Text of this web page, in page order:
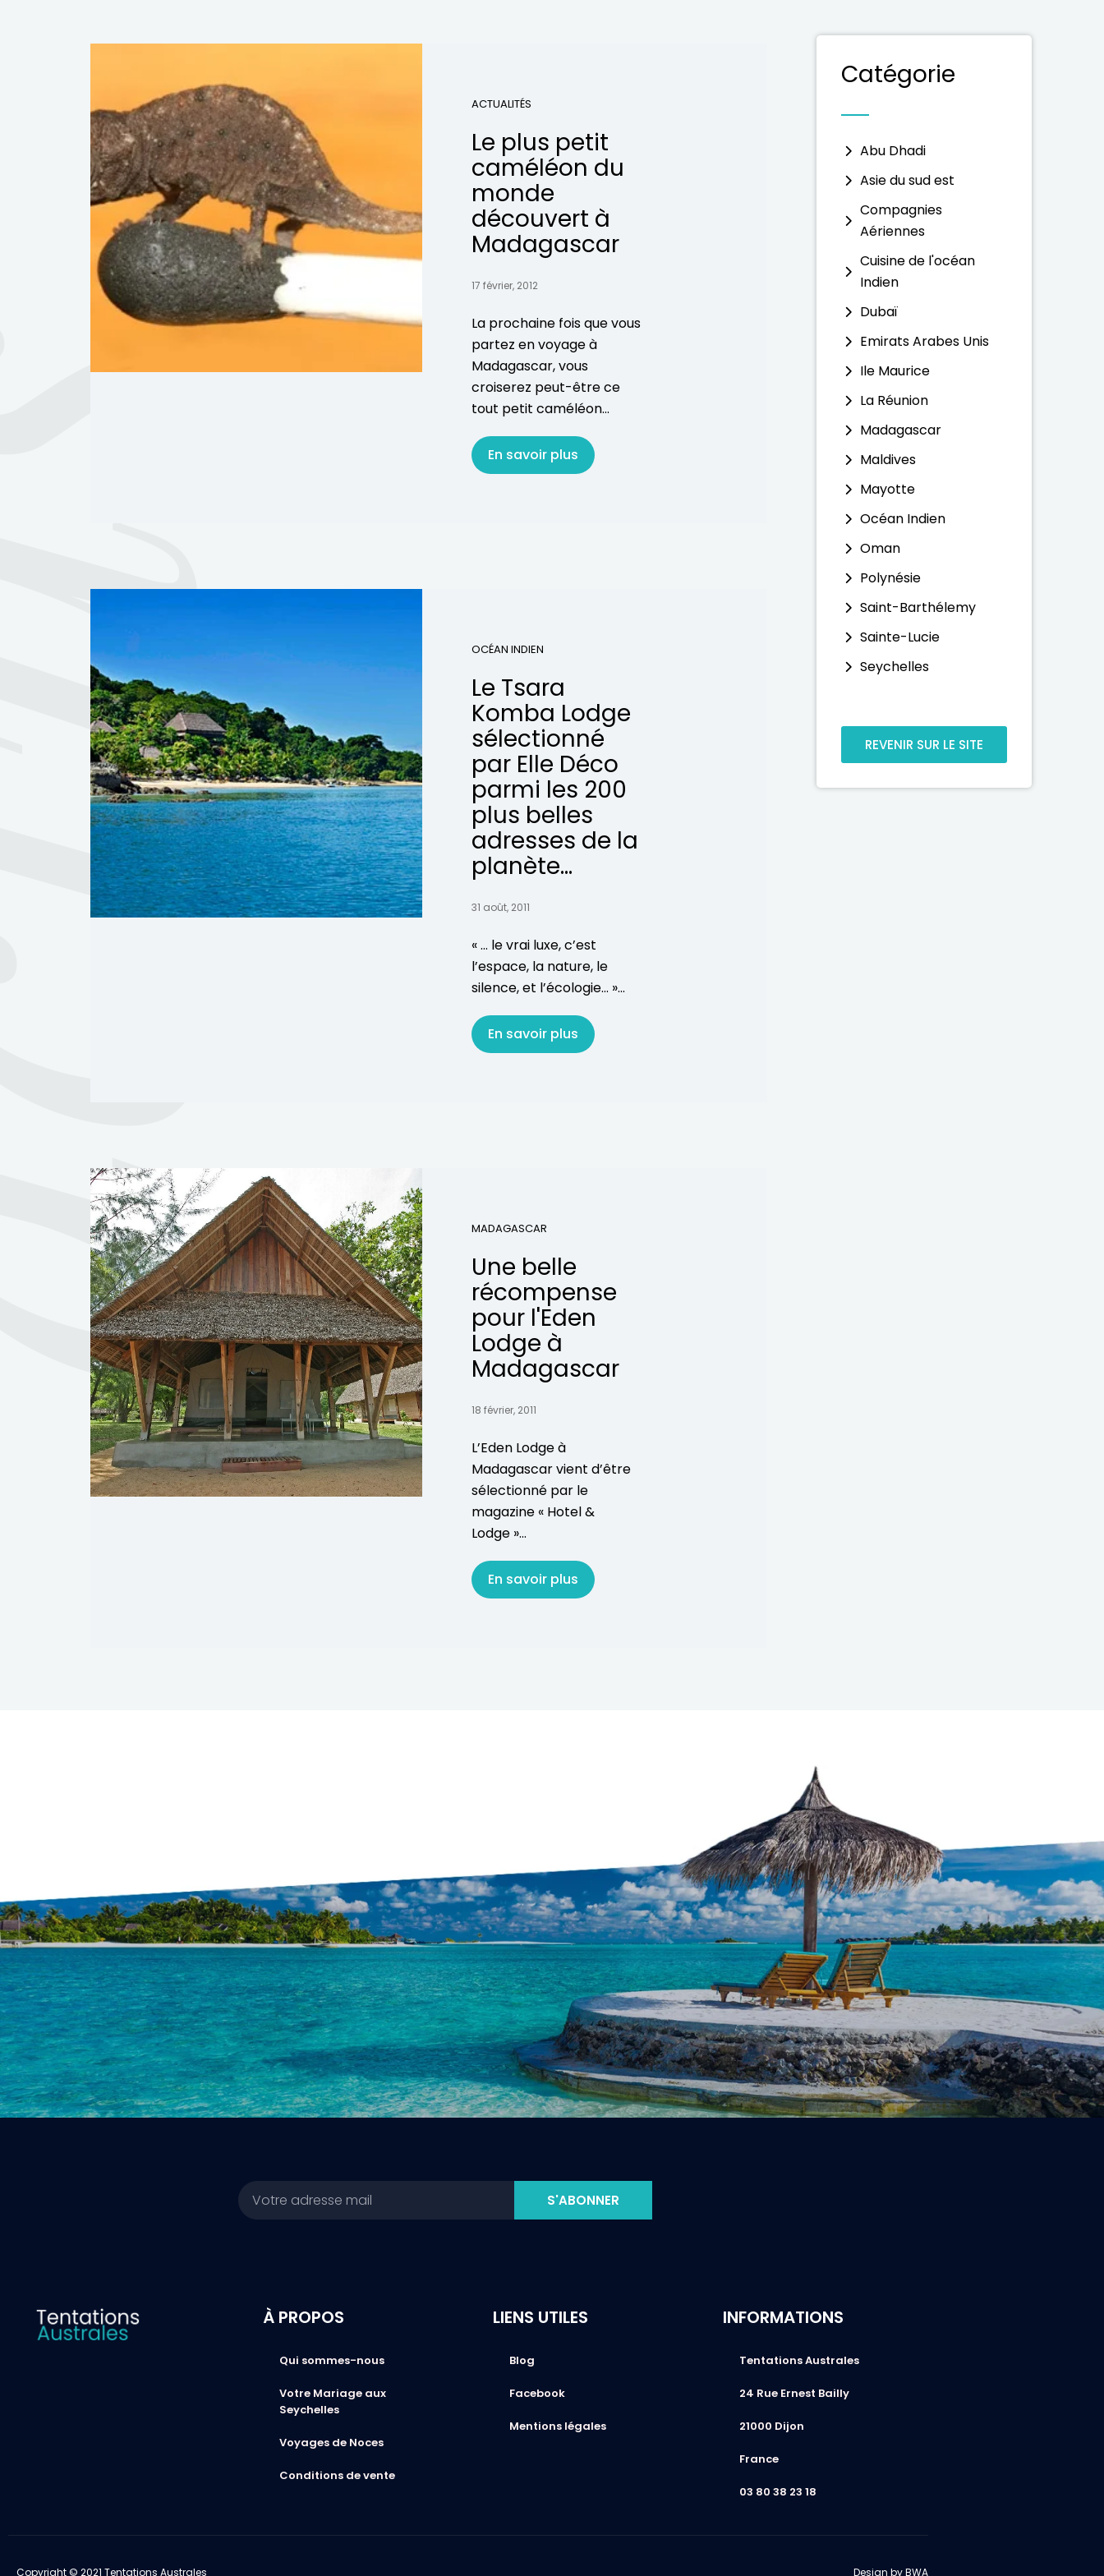
ACTUALITÉS
Le plus petit
caméléon du
monde
découvert à
Madagascar
17 février, 2012
La prochaine fois que vous
partez en voyage à
Madagascar, vous
croiserez peut-être ce
tout petit caméléon...
En savoir plus
OCÉAN INDIEN
Le Tsara
Komba Lodge
sélectionné
par Elle Déco
parmi les 200
plus belles
adresses de la
planète...
31 août, 2011
« … le vrai luxe, c’est
l’espace, la nature, le
silence, et l’écologie… »...
En savoir plus
MADAGASCAR
Une belle
récompense
pour l'Eden
Lodge à
Madagascar
18 février, 2011
L’Eden Lodge à
Madagascar vient d’être
sélectionné par le
magazine « Hotel &
Lodge »...
En savoir plus
Catégorie
Abu Dhadi
Asie du sud est
Compagnies
Aériennes
Cuisine de l'océan
Indien
Dubaï
Emirats Arabes Unis
Ile Maurice
La Réunion
Madagascar
Maldives
Mayotte
Océan Indien
Oman
Polynésie
Saint-Barthélemy
Sainte-Lucie
Seychelles
REVENIR SUR LE SITE
S'ABONNER
À PROPOS
Qui sommes-nous
Votre Mariage aux
Seychelles
Voyages de Noces
Conditions de vente
LIENS UTILES
Blog
Facebook
Mentions légales
INFORMATIONS
Tentations Australes
24 Rue Ernest Bailly
21000 Dijon
France
03 80 38 23 18
Copyright © 2021 Tentations Australes Design by BWA